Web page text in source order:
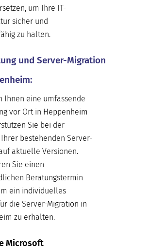
um Ihre IT-
sicher und
zu halten.
und Server-Migration
Ihnen eine umfassende
vor Ort in Heppenheim
Sie bei der
bestehenden Server-
aktuelle Versionen.
Sie einen
Beratungstermin
ein individuelles
die Server-Migration in
zu erhalten.
Microsoft